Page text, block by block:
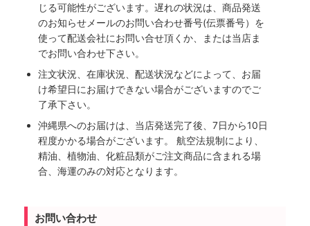
じる可能性がございます。遅れの状況は、商品発送
のお知らせメールのお問い合わせ番号(伝票番号）を
使って配送会社にお問い合せ頂くか、または当店ま
でお問い合わせ下さい。
注文状況、在庫状況、配送状況などによって、お届
け希望日にお届けできない場合がございますのでご
了承下さい。
沖縄県へのお届けは、当店発送完了後、7日から10日
程度かかる場合がございます。 航空法規制により、
精油、植物油、化粧品類がご注文商品に含まれる場
合、海運のみの対応となります。
お問い合わせ